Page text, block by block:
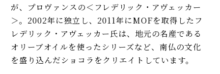
が、プロヴァンスの＜フレデリック・アヴェッカー
＞。2002年に独立し、2011年にMOFを取得したフ
レデリック・アヴェッカー氏は、地元の名産である
オリーブオイルを使ったシリーズなど、南仏の文化
を盛り込んだショコラをクリエイトしています。